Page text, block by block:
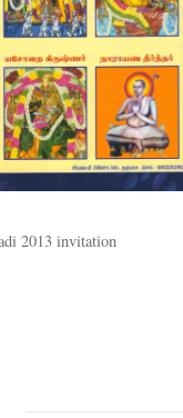
2013 invitation